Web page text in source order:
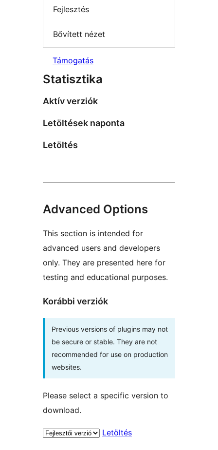
Fejlesztés
Bővített nézet
Támogatás
Statisztika
Aktív verziók
Letöltések naponta
Letöltés
Advanced Options
This section is intended for
advanced users and developers
only. They are presented here for
testing and educational purposes.
Korábbi verziók
Previous versions of plugins may not
be secure or stable. They are not
recommended for use on production
websites.
Please select a specific version to
download.
Letöltés